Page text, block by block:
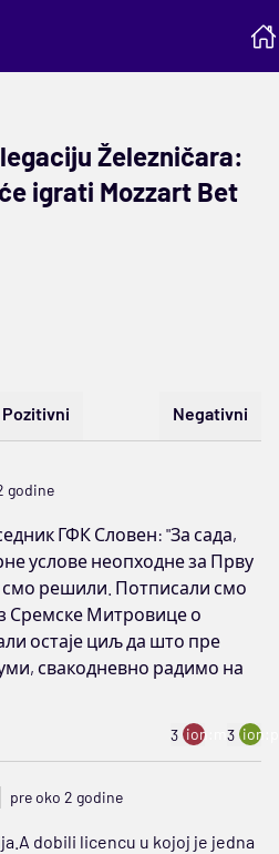
Železničara:
igrati Mozzart Bet
Pozitivni Negativni
godine
ГФК Словен: "За сада,
услове неопходне за Прву
смо решили. Потписали смо
Сремске Митровице о
остаје циљ да што пре
свакодневно радимо на
3 ion:minus
3
pre oko 2 godine
dobili licencu u kojoj je jedna